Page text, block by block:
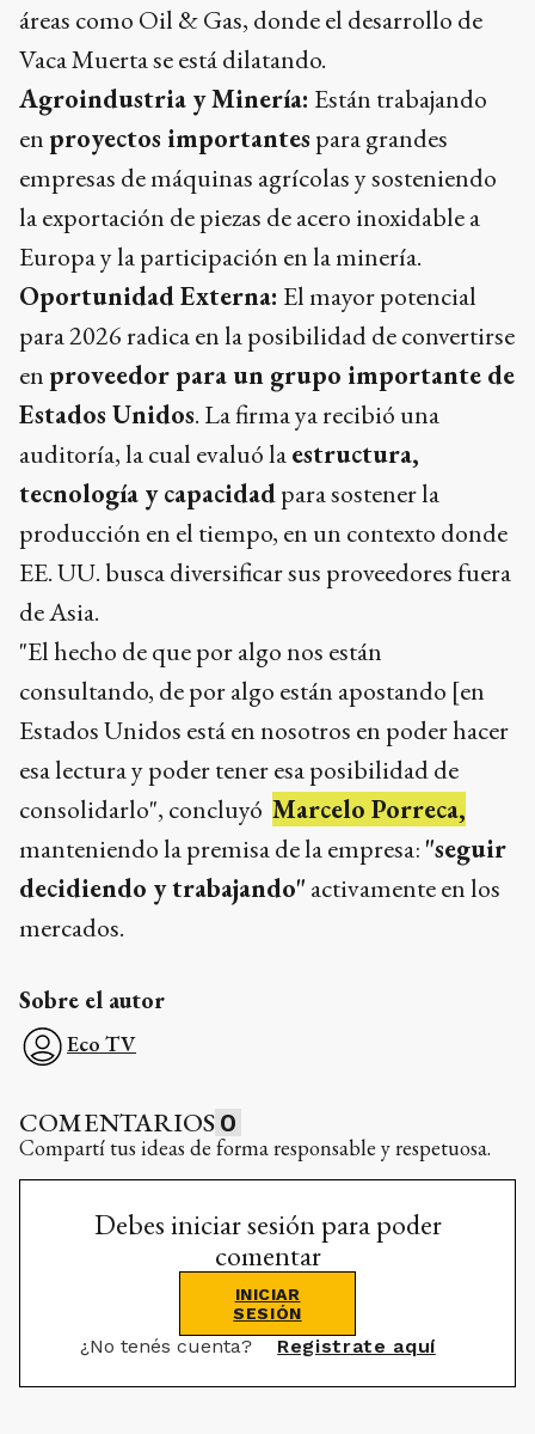
áreas como Oil & Gas, donde el desarrollo de
Vaca Muerta se está dilatando.
Agroindustria y Minería: Están trabajando
en proyectos importantes para grandes
empresas de máquinas agrícolas y sosteniendo
la exportación de piezas de acero inoxidable a
Europa y la participación en la minería.
Oportunidad Externa: El mayor potencial
para 2026 radica en la posibilidad de convertirse
en proveedor para un grupo importante de
Estados Unidos. La firma ya recibió una
auditoría, la cual evaluó laestructura,
tecnología y capacidadpara sostener la
producción en el tiempo, en un contexto donde
EE. UU. busca diversificar sus proveedores fuera
de Asia.
"El hecho de que por algo nos están
consultando, de por algo están apostando [en
Estados Unidos está en nosotros en poder hacer
esa lectura y poder tener esa posibilidad de
consolidarlo", concluyó Marcelo Porreca,
manteniendo la premisa de la empresa: "seguir
decidiendo y trabajando" activamente en los
mercados.
Sobre el autor
Eco TV
COMENTARIOS 0
Compartí tus ideas de forma responsable y respetuosa.
Debes iniciar sesión para poder
comentar
INICIAR
SESIÓN
¿No tenés cuenta? Registrate aquí